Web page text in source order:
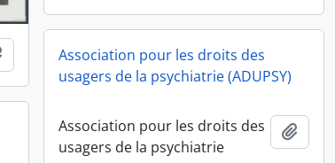
Ajouter au presse-papier
Association pour les droits des
usagers de la psychiatrie (ADUPSY)
Association pour les droits des
usagers de la psychiatrie